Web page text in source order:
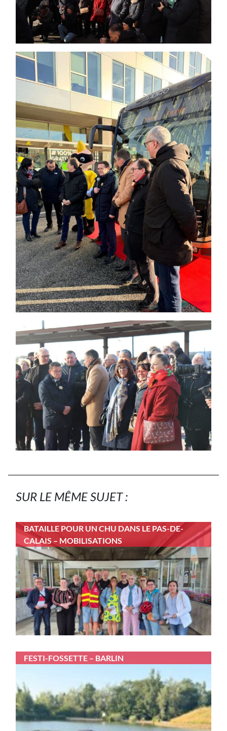
SUR LE MÊME SUJET :
BATAILLE POUR UN CHU DANS LE PAS-DE-
CALAIS – MOBILISATIONS
FESTI-FOSSETTE – BARLIN